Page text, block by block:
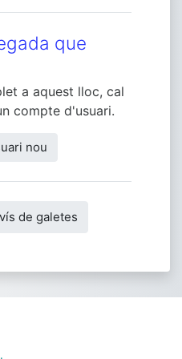
que
a aquest lloc, cal
compte d'usuari.
nou
de galetes